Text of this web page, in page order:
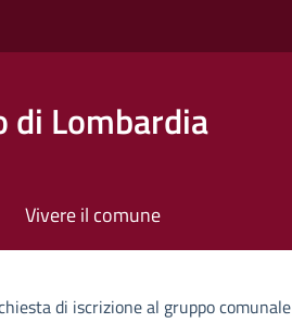
di Lombardia
Vivere il comune
di iscrizione al gruppo